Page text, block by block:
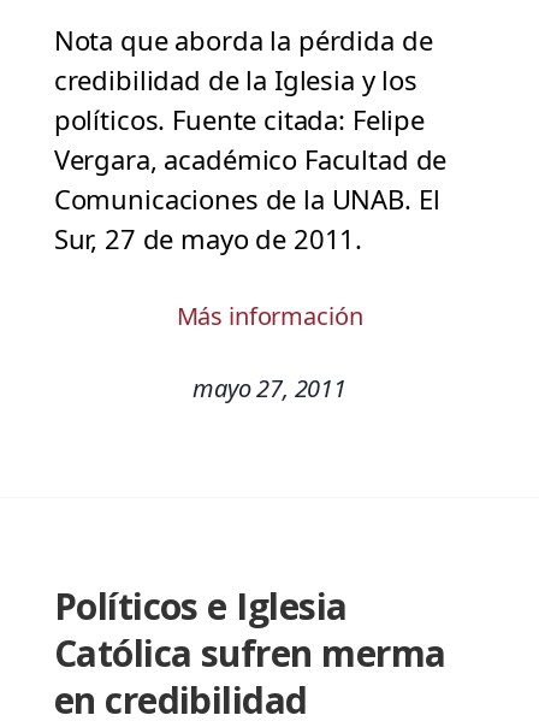
Nota que aborda la pérdida de
credibilidad de la Iglesia y los
políticos. Fuente citada: Felipe
Vergara, académico Facultad de
Comunicaciones de la UNAB. El
Sur, 27 de mayo de 2011.
Más información
mayo 27, 2011
Políticos e Iglesia
Católica sufren merma
en credibilidad